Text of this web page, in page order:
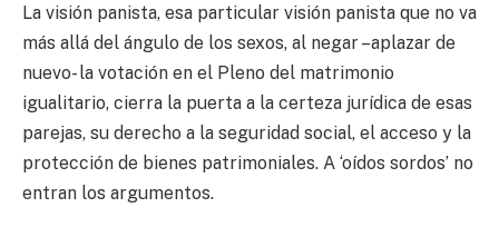
La visión panista, esa particular visión panista que no va
más allá del ángulo de los sexos, al negar –aplazar de
nuevo- la votación en el Pleno del matrimonio
igualitario, cierra la puerta a la certeza jurídica de esas
parejas, su derecho a la seguridad social, el acceso y la
protección de bienes patrimoniales. A ‘oídos sordos’ no
entran los argumentos.